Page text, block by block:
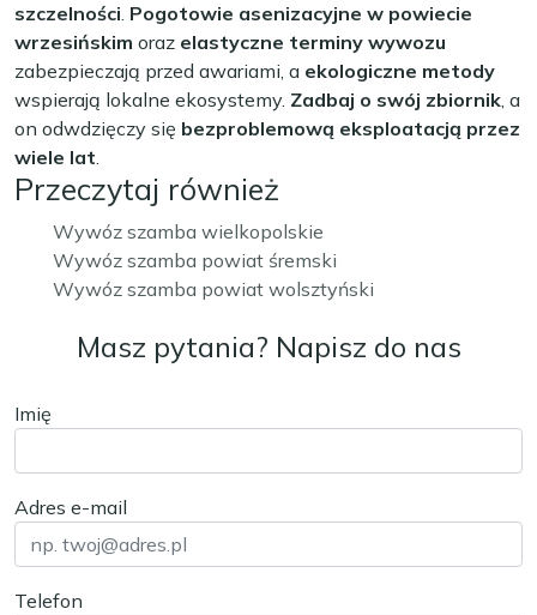
szczelności. Pogotowie asenizacyjne w powiecie
wrzesińskim oraz elastyczne terminy wywozu
zabezpieczają przed awariami, a ekologiczne metody
wspierają lokalne ekosystemy. Zadbaj o swój zbiornik, a
on odwdzięczy się bezproblemową eksploatacją przez
wiele lat.
Przeczytaj również
Wywóz szamba wielkopolskie
Wywóz szamba powiat śremski
Wywóz szamba powiat wolsztyński
Masz pytania? Napisz do nas
Imię
Adres e-mail
Telefon